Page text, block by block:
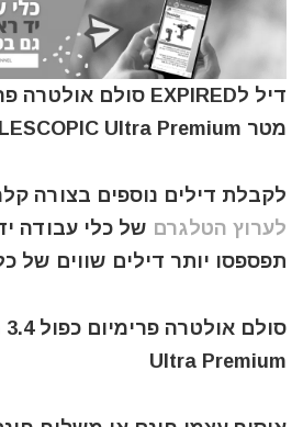
מטר TELESCOPIC Ultra Premium
לקבלת דילים נוספים בצורה
לערוץ הטלגרם של כלי עבודה
תפספסו יותר דילים שווים של
Ultra Premium